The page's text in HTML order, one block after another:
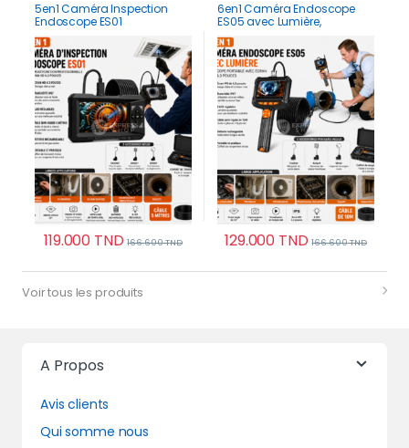
5en1 Caméra Inspection
Endoscope ES01
Professionnelle avec écran
HD 4.3 pouces
119.000 TND 166.600TND
6en1 Caméra Endoscope
ES05 avec Lumière,
boroscope portable avec
écran IPS de 4,3 pouces
129.000 TND 166.600TND
Voir tous les produits
A Propos
Avis clients
Qui somme nous